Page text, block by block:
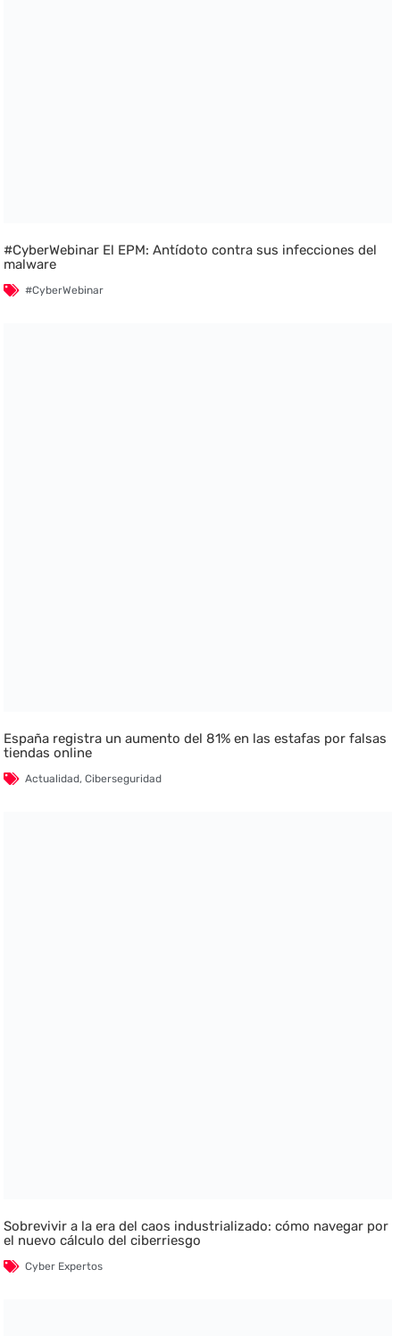
#CyberWebinar El EPM: Antídoto contra sus infecciones del
malware
#CyberWebinar
España registra un aumento del 81% en las estafas por falsas
tiendas online
Actualidad,Ciberseguridad
Sobrevivir a la era del caos industrializado: cómo navegar por
el nuevo cálculo del ciberriesgo
Cyber Expertos